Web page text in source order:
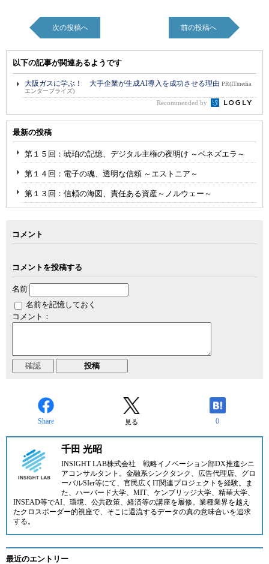
次の投稿へ 前の投稿へ
以下の記事が関連あるようです
大阪ガスに学ぶ！ 大手企業が生成AI導入を成功させる理由 PR(ITmedia
エンタープライズ)
Recommended by
最新の投稿
第１５回：琥珀の記憶、デジタル主権の夜明け ～ベネズエラ～
第１４回：電子の魂、透明な信頼 ～エストニア～
第１３回：信頼の海図、責任ある資産～ノルウェー～
コメント
コメントを投稿する
名前
名前を記憶しておく
コメント：
Share 見る 0
千田 光昭
INSIGHT LAB株式会社 戦略イノベーション部DX推進シニ
アコンサルタント。金融系シンクタンク、広告代理店、グロ
ーバルSIer等にて、官民広くIT関連プロジェクトを経験。ま
た、ハーバード大学、MIT、ケンブリッジ大学、精華大学、
INSEAD等でAI、環境、公共政策、経済等の講座を履修。業種業界を越え
たクロスボーダー的視座で、そこに還流するデータの真の意味合いを追求
する。
最近のエントリー